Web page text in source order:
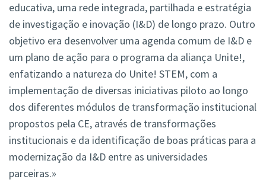
educativa, uma rede integrada, partilhada e estratégia
de investigação e inovação (I&D) de longo prazo. Outro
objetivo era desenvolver uma agenda comum de I&D e
um plano de ação para o programa da aliança Unite!,
enfatizando a natureza do Unite! STEM, com a
implementação de diversas iniciativas piloto ao longo
dos diferentes módulos de transformação institucional
propostos pela CE, através de transformações
institucionais e da identificação de boas práticas para a
modernização da I&D entre as universidades
parceiras.»